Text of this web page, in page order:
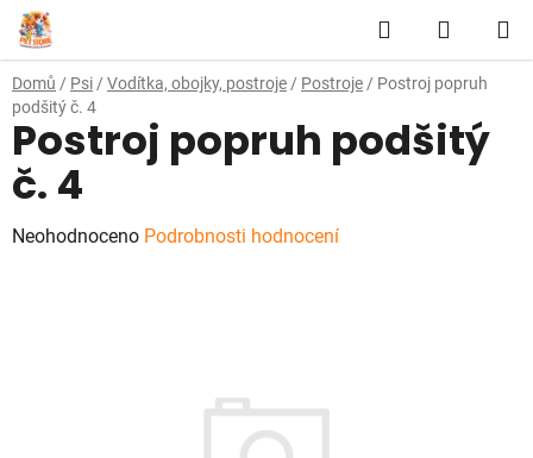
Přejít
na
obsah
Hledat
KOŠÍK
Domů / Psi / Vodítka, obojky, postroje / Postroje / Postroj popruh
podšitý č. 4
Postroj popruh podšitý
č. 4
Průměrné
Neohodnoceno Podrobnosti hodnocení